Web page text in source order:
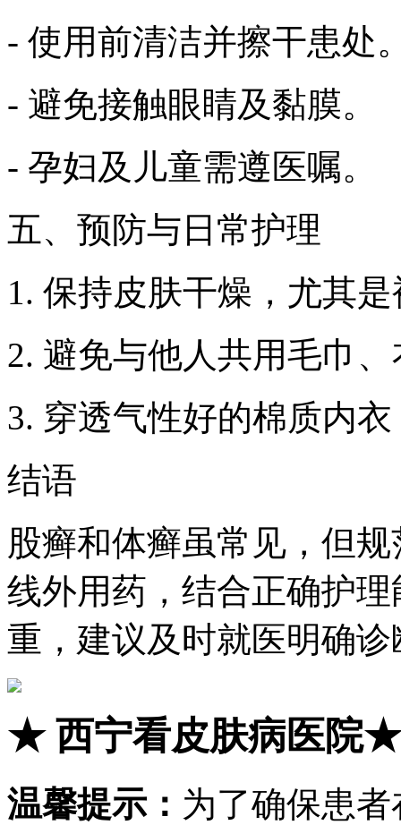
- 使用前清洁并擦干患处
- 避免接触眼睛及黏膜。
- 孕妇及儿童需遵医嘱。
五、预防与日常护理
1. 保持皮肤干燥，尤其
2. 避免与他人共用毛巾
3. 穿透气性好的棉质内
结语
股癣和体癣虽常见，但
线外用药，结合正确护
重，建议及时就医明确诊
★西宁看皮肤病医院★
温馨提示： 为了确保患